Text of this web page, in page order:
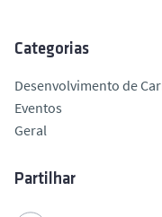
Categorias
Desenvolvimento de
Eventos
Geral
Partilhar